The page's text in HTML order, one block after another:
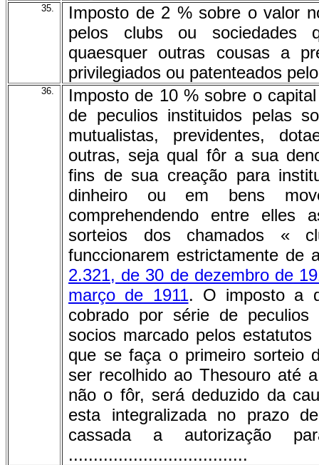
35.
Imposto de 2 % sobre o valor
pelos clubs ou sociedades
quaesquer outras cousas a
privilegiados ou patenteados
36.
Imposto de 10 % sobre o
de peculios instituidos pelas
mutualistas, previdentes,
outras, seja qual fôr a sua
fins de sua creação para
dinheiro ou em bens
comprehendendo entre elles
sorteios dos chamados «
funccionarem estrictamente
2.321, de 30 de dezembro de
março de 1911. O imposto a
cobrado por série de
socios marcado pelos
que se faça o primeiro sorteio
ser recolhido ao Thesouro até
não o fôr, será deduzido da
esta integralizada no prazo
cassada a autorização
....................................